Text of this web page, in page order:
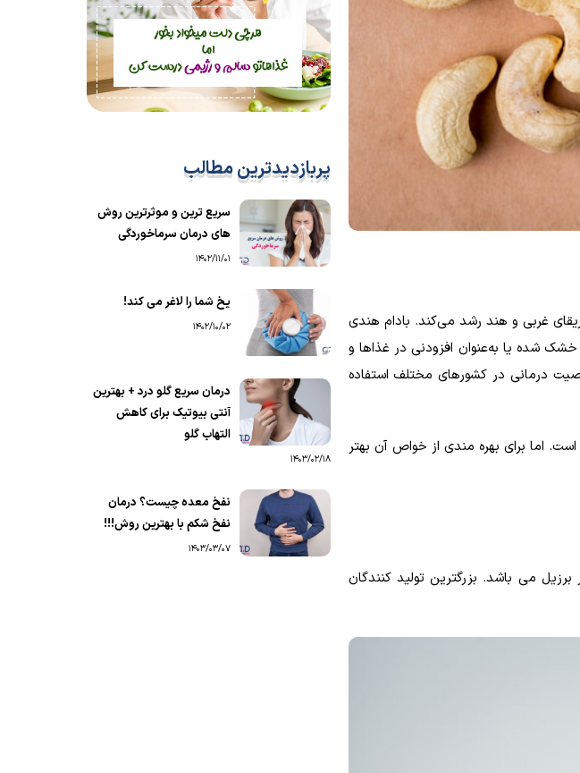
غربی و هند رشد می‌کند. بادام هندی
شده یا به‌عنوان افزودنی در غذاها و
درمانی در کشورهای مختلف استفاده
اما برای بهره مندی از خواص آن بهتر
می باشد. بزرگترین تولید کنندگان
پربازدیدترین مطالب
سریع ترین و موثرترین روش
های درمان سرماخوردگی
1402/11/01
یخ شما را لاغر می کند!
1402/10/02
درمان سریع گلو درد + بهترین
آنتی بیوتیک برای کاهش
التهاب گلو
1403/02/18
نفخ معده چیست؟ درمان
نفخ شکم با بهترین روش!!!
1403/03/07